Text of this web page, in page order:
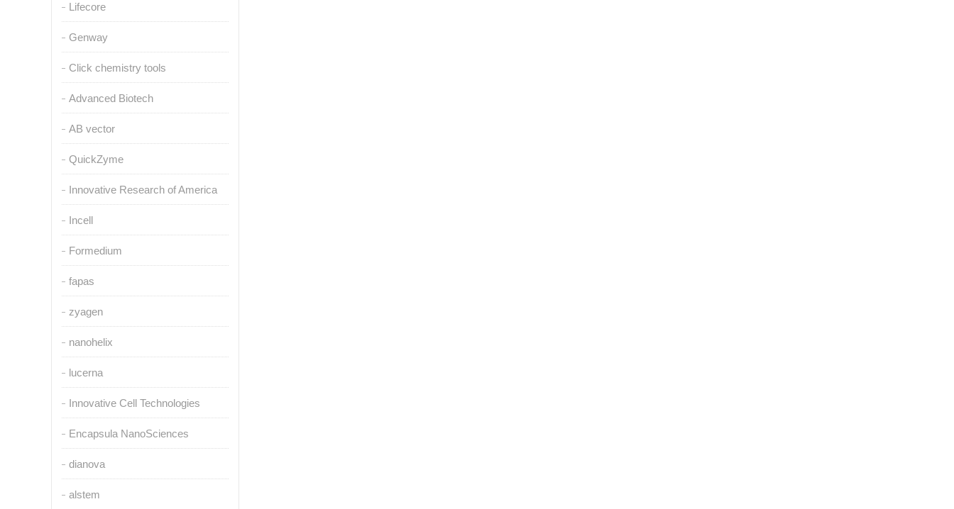
Lifecore
Genway
Click chemistry tools
Advanced Biotech
AB vector
QuickZyme
Innovative Research of America
Incell
Formedium
fapas
zyagen
nanohelix
lucerna
Innovative Cell Technologies
Encapsula NanoSciences
dianova
alstem